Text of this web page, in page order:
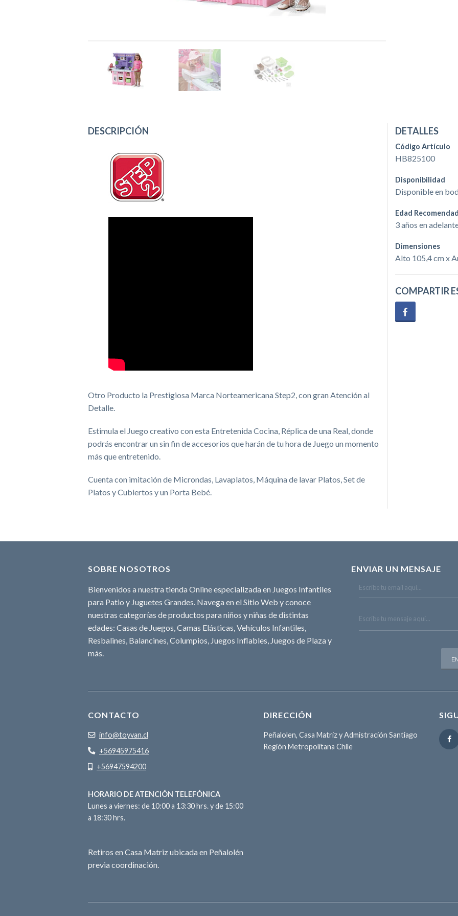
DESCRIPCIÓN
Otro Producto la Prestigiosa Marca Norteamericana Step2, con gran Atención al
Detalle.
Estimula el Juego creativo con esta Entretenida Cocina, Réplica de una Real, donde
podrás encontrar un sin fin de accesorios que harán de tu hora de Juego un momento
más que entretenido.
Cuenta con imitación de Microndas, Lavaplatos, Máquina de lavar Platos, Set de
Platos y Cubiertos y un Porta Bebé.
DETALLES
Código Artículo
HB825100
Disponibilidad
Disponible en
Edad
3 años en
Dimensiones
Alto 105,4 cm x
COMPARTIR
SOBRE NOSOTROS
Bienvenidos a nuestra tienda Online especializada en Juegos Infantiles
para Patio y Juguetes Grandes. Navega en el Sitio Web y conoce
nuestras categorías de productos para niños y niñas de distintas
edades: Casas de Juegos, Camas Elásticas, Vehículos Infantiles,
Resbalines, Balancines, Columpios, Juegos Inflables, Juegos de Plaza y
más.
ENVIAR UN MENSAJE
CONTACTO
info@toyvan.cl
+56945975416
+56947594200
HORARIO DE ATENCIÓN TELEFÓNICA
Lunes a viernes: de 10:00 a 13:30 hrs. y de 15:00
a 18:30 hrs.
Retiros en Casa Matriz ubicada en Peñalolén
previa coordinación.
DIRECCIÓN
Peñalolen, Casa Matriz y Admistración Santiago
Región Metropolitana Chile